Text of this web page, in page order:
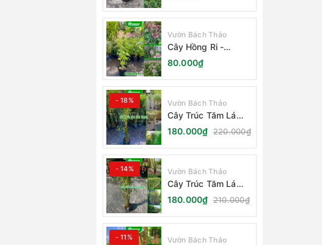
Vườn Bách Thảo
Cây Hồng Ri -
Cleome Spinosa
80.000₫
- 18% Vườn Bách Thảo
Cây Trúc Tăm Lá
Cẩm Thạch
180.000₫ 220.000₫
- 14% Vườn Bách Thảo
Cây Trúc Tăm Lá
Xanh - Bambusa
Multiplex Fernleaf
180.000₫ 210.000₫
- 11% Vườn Bách Thảo